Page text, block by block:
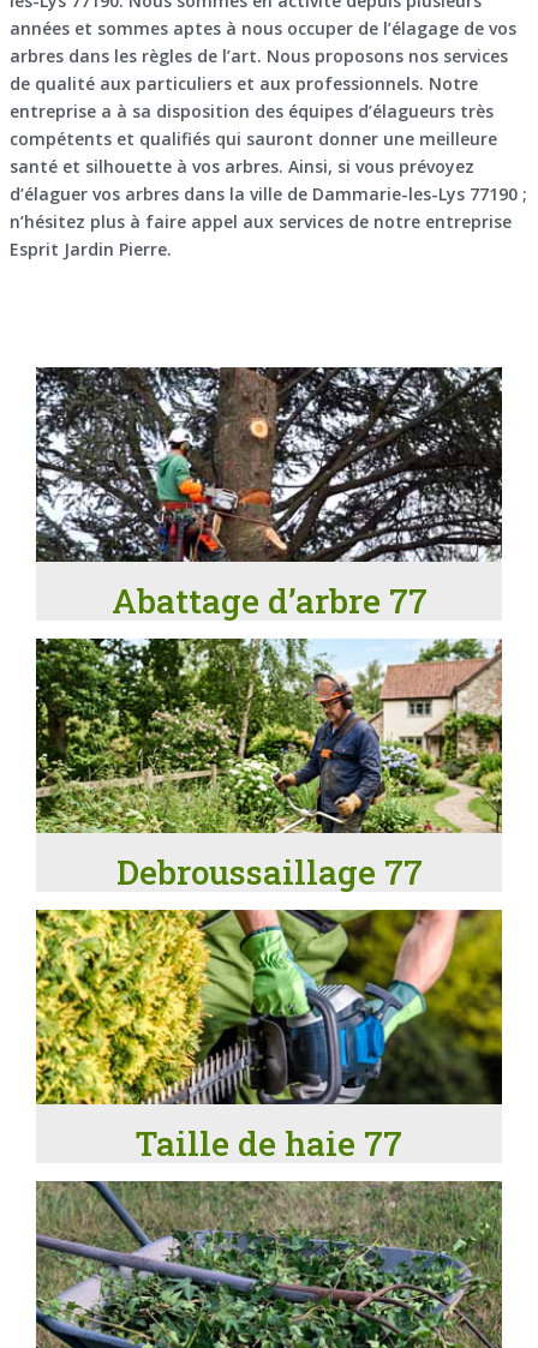
années et sommes aptes à nous occuper de l’élagage de vos
arbres dans les règles de l’art. Nous proposons nos services
de qualité aux particuliers et aux professionnels. Notre
entreprise a à sa disposition des équipes d’élagueurs très
compétents et qualifiés qui sauront donner une meilleure
santé et silhouette à vos arbres. Ainsi, si vous prévoyez
d’élaguer vos arbres dans la ville de Dammarie-les-Lys 77190 ;
n’hésitez plus à faire appel aux services de notre entreprise
Esprit Jardin Pierre.
Abattage d’arbre 77
Debroussaillage 77
Taille de haie 77